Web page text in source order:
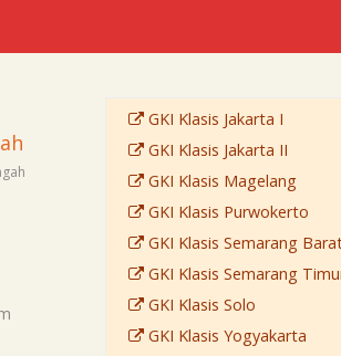
GKI Klasis Jakarta I
GKI Klasis Jakarta II
GKI Klasis Magelang
GKI Klasis Purwokerto
GKI Klasis Semarang
GKI Klasis Semarang
GKI Klasis Solo
GKI Klasis Yogyakarta